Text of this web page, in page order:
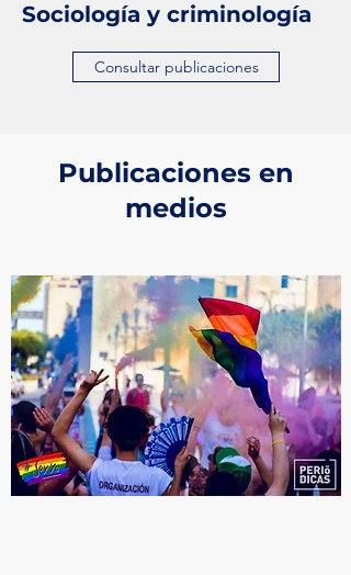
Sociología y criminología
Consultar publicaciones
Publicaciones en
medios